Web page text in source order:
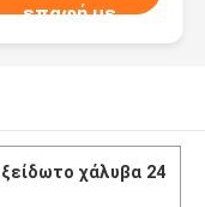
επαφή με
χάλυβα 24